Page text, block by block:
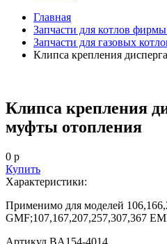
Главная
Запчасти для котлов
Запчасти для газовых
Клипса крепления
Клипса крепления
муфты отопления
0 р
Купить
Характеристики:
Применимо для моделей
GMF;107,167,207,257,307,367
Артикул BA154-4014